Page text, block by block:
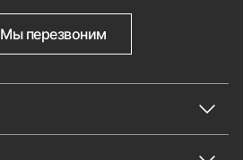
Мы перезвоним